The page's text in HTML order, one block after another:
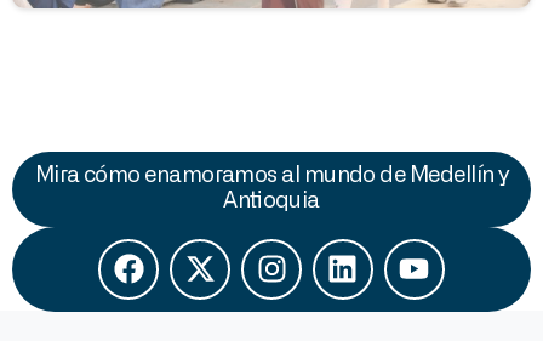
Mira cómo enamoramos al mundo de Medellín y
Antioquia